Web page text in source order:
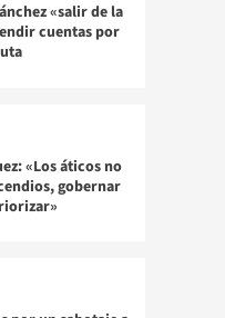
«salir de la
cuentas por
«Los áticos no
gobernar